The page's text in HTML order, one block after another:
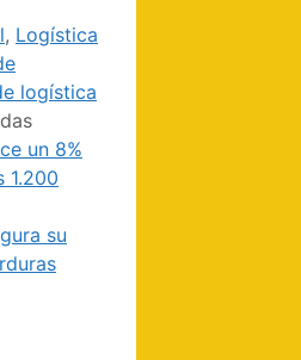
, Logística
logística
un 8%
1.200
su